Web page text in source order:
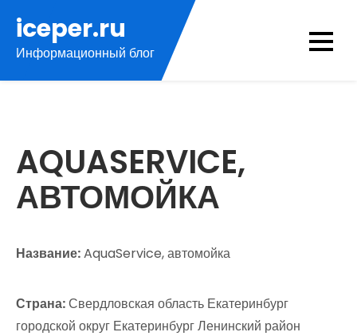
содержимому
iceper.ru
Информационный блог
AQUASERVICE,
АВТОМОЙКА
Название:AquaService, автомойка
Страна:Свердловская область Екатеринбург
городской округ Екатеринбург Ленинский район